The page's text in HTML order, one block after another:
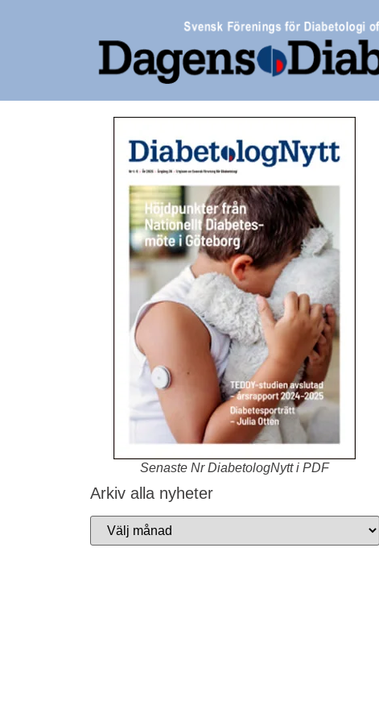
Senaste Nr DiabetologNytt i PDF
Arkiv alla nyheter